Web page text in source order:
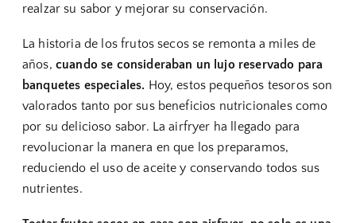
realzar su sabor y mejorar su conservación.
La historia de los frutos secos se remonta a miles de
años, cuando se consideraban un lujo reservado para
banquetes especiales. Hoy, estos pequeños tesoros son
valorados tanto por sus beneficios nutricionales como
por su delicioso sabor. La airfryer ha llegado para
revolucionar la manera en que los preparamos,
reduciendo el uso de aceite y conservando todos sus
nutrientes.